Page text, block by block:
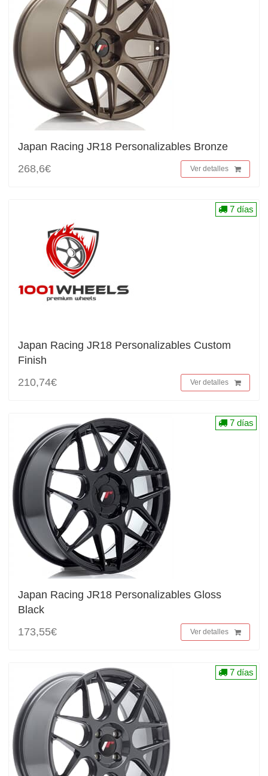
Japan Racing JR18 Personalizables Bronze
268,6€
Ver detalles
Japan Racing JR18 Personalizables Custom
Finish
210,74€
Ver detalles
7 días
Japan Racing JR18 Personalizables Gloss
Black
173,55€
Ver detalles
7 días
7 días